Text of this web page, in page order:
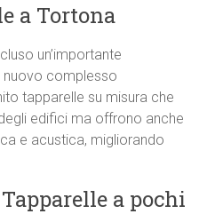
a Tortona
un’importante
nuovo complesso
tapparelle su misura che
edifici ma offrono anche
e acustica, migliorando
a pochi